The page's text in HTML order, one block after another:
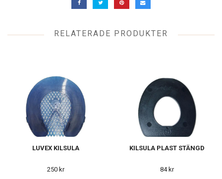
RELATERADE PRODUKTER
LUVEX KILSULA
250 kr
KILSULA PLAST STÄNGD
84 kr